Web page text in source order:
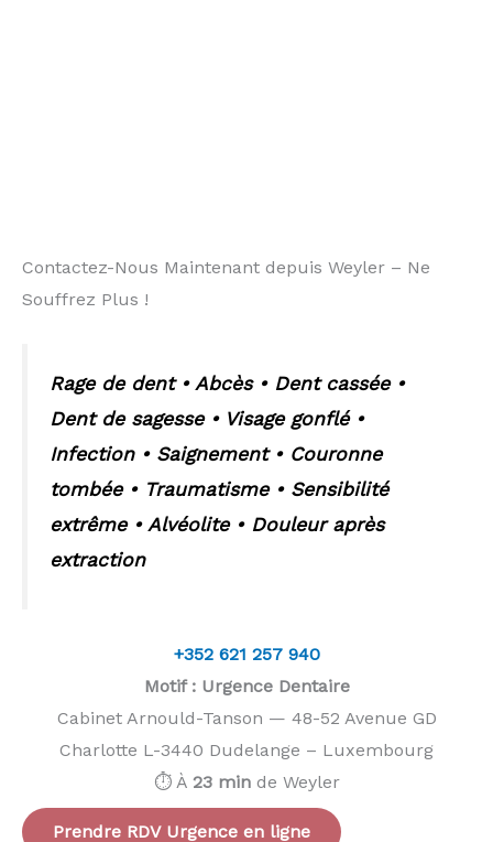
Contactez-Nous Maintenant depuis Weyler – Ne
Souffrez Plus !
Rage de dent • Abcès • Dent cassée •
Dent de sagesse • Visage gonflé •
Infection • Saignement • Couronne
tombée • Traumatisme • Sensibilité
extrême • Alvéolite • Douleur après
extraction
+352 621 257 940
Motif : Urgence Dentaire
Cabinet Arnould-Tanson — 48-52 Avenue GD
Charlotte L-3440 Dudelange – Luxembourg
⏱️ À 23 minde Weyler
Prendre RDV Urgence en ligne